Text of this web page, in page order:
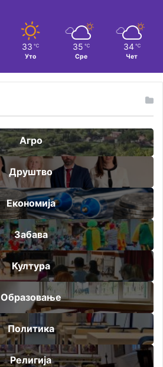
33 ℃
Уто
35 ℃
Сре
34 ℃
Чет
Агро
Друштво
Економија
Забава
Култура
Образовање
Политика
Религија